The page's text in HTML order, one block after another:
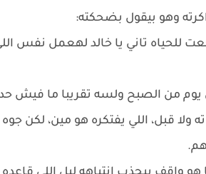
وهو بيقول بضحكته:
للحياه تاني يا خالد لهعمل نفس اللي عملته
يوم من الصبح ولسه تقريبا ما فيش
ولا قبل، اللي يفتكره هو مين، لكن